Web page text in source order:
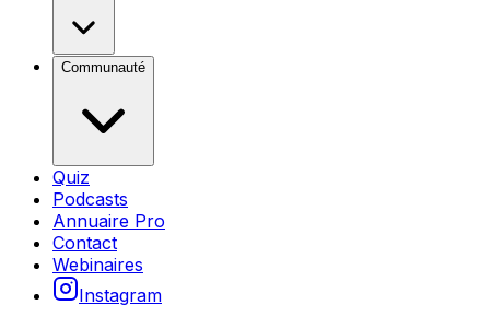
Communauté
Quiz
Podcasts
Annuaire Pro
Contact
Webinaires
Instagram